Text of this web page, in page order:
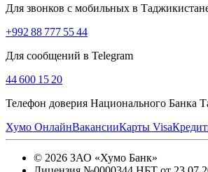
Для звонков с мобильных в
+992 88 777 55 44
Для сообщений в Telegram
44 600 15 20
Телефон доверия Национального Банка
Хумо ОнлайнВакансииКарты Visa
© 2026 ЗАО «Хумо Банк»